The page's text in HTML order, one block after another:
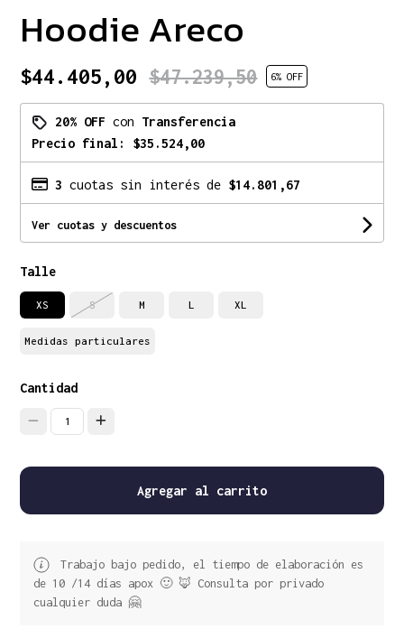
Hoodie Areco
$44.405,00$47.239,50 6% OFF
20% OFF con Transferencia
Precio final: $35.524,00
3 cuotas sin interés de $14.801,67
Ver cuotas y descuentos
Talle
XS S M L XL
Medidas particulares
Cantidad
1
Agregar al carrito
Trabajo bajo pedido, el tiempo de elaboración es
de 10 /14 días apox 🙂 🦊 Consulta por privado
cualquier duda 🤗